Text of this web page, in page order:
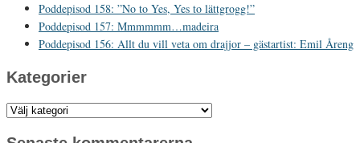
Poddepisod 158: ”No to Yes, Yes to lättgrogg!”
Poddepisod 157: Mmmmmm…madeira
Poddepisod 156: Allt du vill veta om drajjor – gästartist: Emil Åreng
Kategorier
Kategorier